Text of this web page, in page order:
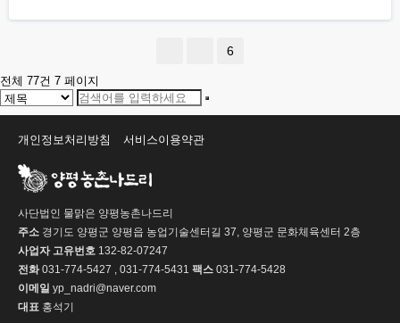
6
전체 77건 7 페이지
개인정보처리방침 서비스이용약관
사단법인 물맑은 양평농촌나드리
주소 경기도 양평군 양평읍 농업기술센터길 37, 양평군 문화체육센터 2층
사업자 고유번호 132-82-07247
전화031-774-5427 , 031-774-5431 팩스 031-774-5428
이메일 yp_nadri@naver.com
대표 홍석기